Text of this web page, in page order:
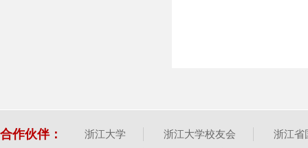
合作伙伴： 浙江大学 浙江大学校友会
浙江省